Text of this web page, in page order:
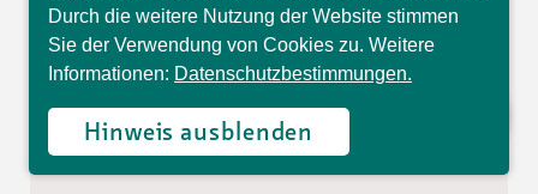
CHF 160.00
10 Lektionen
AquaGym / Kurs
AquaGym
Durch die weitere Nutzung der Website stimmen
Sie der Verwendung von Cookies zu. Weitere
Informationen: Datenschutzbestimmungen.
Hinweis ausblenden
Fragen.